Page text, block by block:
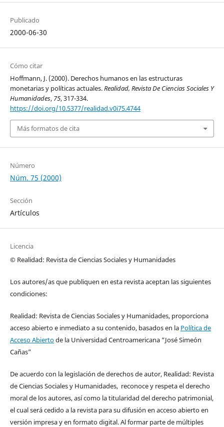
Publicado
2000-06-30
Cómo citar
Hoffmann, J. (2000). Derechos humanos en las estructuras
monetarias y políticas actuales.Realidad, Revista De Ciencias Sociales Y
Humanidades, 75, 317-334.
https://doi.org/10.5377/realidad.v0i75.4744
Más formatos de cita
Número
Núm. 75 (2000)
Sección
Artículos
Licencia
© Realidad: Revista de Ciencias Sociales y Humanidades
Los autores/as que publiquen en esta revista aceptan las siguientes
condiciones:
Realidad: Revista de Ciencias Sociales y Humanidades, proporciona
acceso abierto e inmediato a su contenido, basados en la Política de
Acceso Abiertode la Universidad Centroamericana “José Simeón
Cañas”
De acuerdo con la legislación de derechos de autor, Realidad: Revista
de Ciencias Sociales y Humanidades, reconoce y respeta el derecho
moral de los autores, así como la titularidad del derecho patrimonial,
el cual será cedido a la revista para su difusión en acceso abierto en
versión impresa y en formato digital. Al formar parte de múltiples